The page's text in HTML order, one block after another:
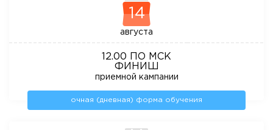
14
августа
12.00 ПО МСК
ФИНИШ
приемной кампании
очная (дневная) форма обучения